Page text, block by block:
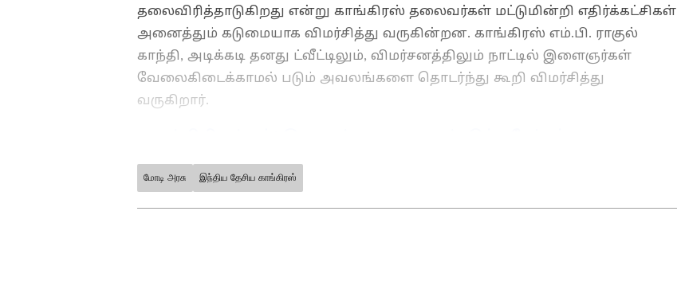
தலைவிரித்தாடுகிறது என்று காங்கிரஸ் தலைவர்கள் மட்டுமின்றி எதிர்க்கட்சிகள்
அனைத்தும் கடுமையாக விமர்சித்து வருகின்றன. காங்கிரஸ் எம்.பி. ராகுல்
காந்தி, அடிக்கடி தனது ட்வீட்டிலும், விமர்சனத்திலும் நாட்டில் இளைஞர்கள்
வேலைகிடைக்காமல் படும் அவலங்களை தொடர்ந்து கூறி விமர்சித்து
வருகிறார்.
ABOUT THE AUTHOR
மோடி அரசு இந்திய தேசிய காங்கிரஸ்